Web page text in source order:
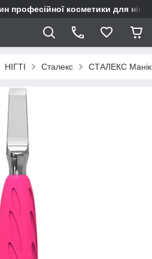
професійної косметики для
НІГТІ Сталекс СТАЛЕКС